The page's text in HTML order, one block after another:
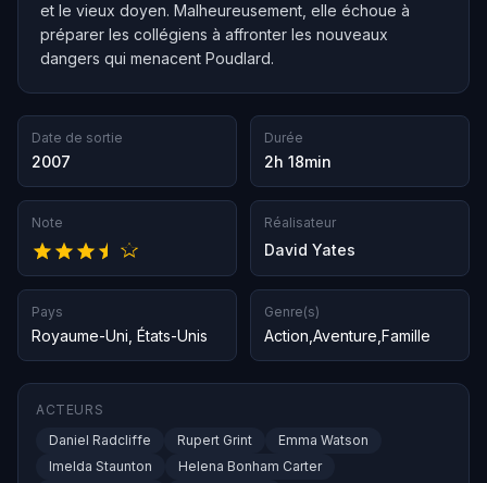
et le vieux doyen. Malheureusement, elle échoue à
préparer les collégiens à affronter les nouveaux
dangers qui menacent Poudlard.
Date de sortie
2007
Durée
2h 18min
Note Réalisateur
David Yates
Pays
Royaume-Uni États-Unis
Genre(s)
Action Aventure Famille
ACTEURS
Daniel Radcliffe
Rupert Grint
Emma Watson
Imelda Staunton
Helena Bonham Carter